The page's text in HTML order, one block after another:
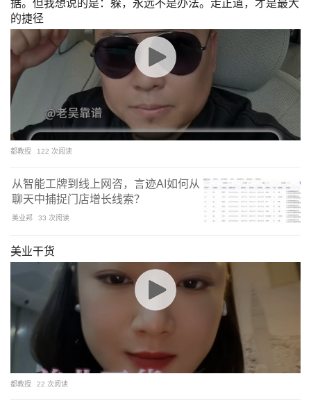
据。但我想说的是：躲，永远不是办法。走正道，才是最大
的捷径
都教授 122 次阅读
从智能工牌到线上网咨，言迹AI如何从
聊天中捕捉门店增长线索？
美业邦 33 次阅读
美业干货
都教授 22 次阅读